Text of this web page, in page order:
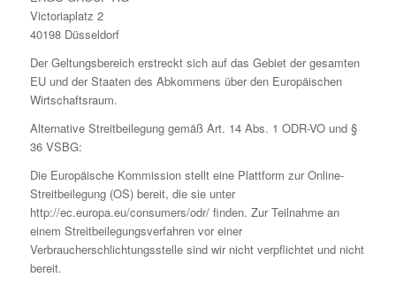
Victoriaplatz 2
40198 Düsseldorf
Der Geltungsbereich erstreckt sich auf das Gebiet der gesamten
EU und der Staaten des Abkommens über den Europäischen
Wirtschaftsraum.
Alternative Streitbeilegung gemäß Art. 14 Abs. 1 ODR-VO und §
36 VSBG:
Die Europäische Kommission stellt eine Plattform zur Online-
Streitbeilegung (OS) bereit, die sie unter
http://ec.europa.eu/consumers/odr/ finden. Zur Teilnahme an
einem Streitbeilegungsverfahren vor einer
Verbraucherschlichtungsstelle sind wir nicht verpflichtet und nicht
bereit.